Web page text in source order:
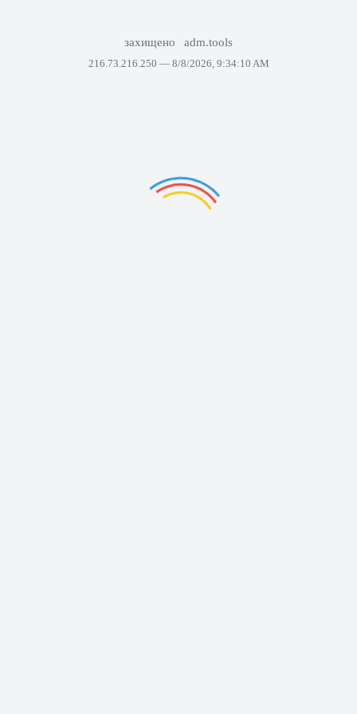
захищено adm.tools
216.73.216.250 — 8/8/2026, 9:34:10 AM